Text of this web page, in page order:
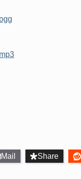
Mail Share